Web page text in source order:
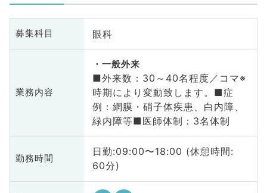
募集科目 眼科
業務内容
一般外来
■外来数：30～40名程度／コマ※
時期により変動致します。■症
例：網膜・硝子体疾患、白内障、
緑内障等■医師体制：3名体制
勤務時間
日勤:09:00〜18:00 (休憩時間:
60分)